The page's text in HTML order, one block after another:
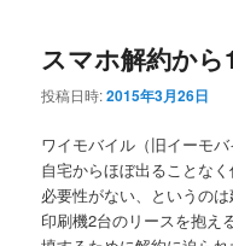
スマホ解約か
投稿日時:2015年3月26日
ワイモバイル（旧イーモバ
自宅からほぼ出ることな
必要性がない、というのは
印刷機2台のリースを抱え